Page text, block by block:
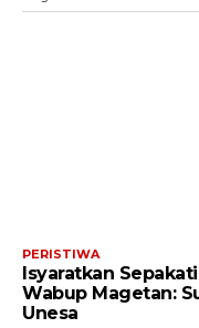
PERISTIWA
Isyaratkan
Wabup Magetan:
Unesa